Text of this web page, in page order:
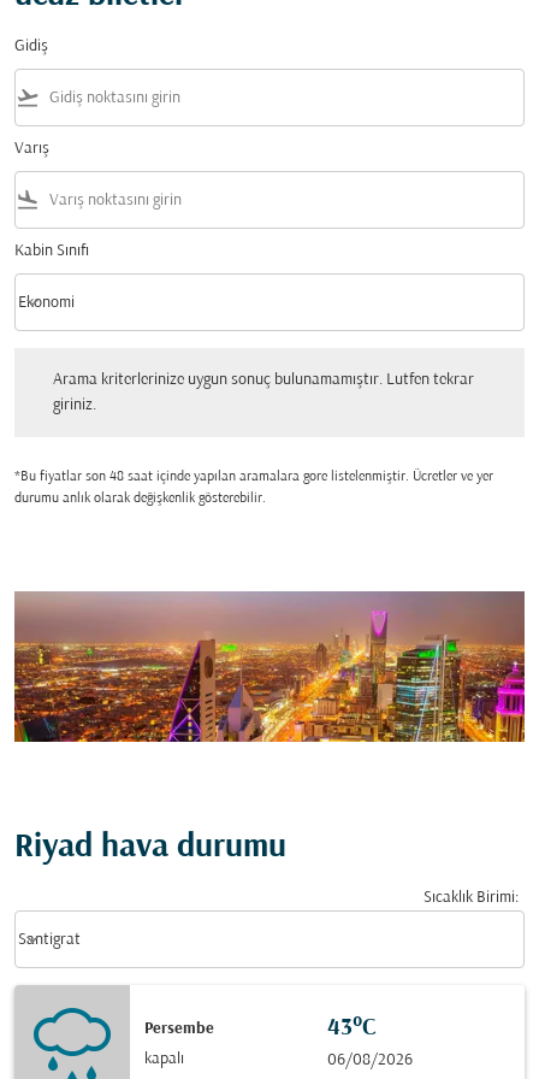
Gidiş
flight_takeoff
Varış
flight_land
Kabin Sınıfı
Kabin Sınıfı option Ekonomi Selected
Ekonomi
keyboard_arrow_down
Arama kriterlerinize uygun sonuç bulunamamıştır. Lutfen tekrar
giriniz.
*Bu fiyatlar son 48 saat içinde yapılan aramalara gore listelenmiştir. Ücretler ve yer
durumu anlık olarak değişkenlik gösterebilir.
Riyad hava durumu
Sıcaklık Birimi:
Santigrat
keyboard_arrow_down
Persembe
kapalı
43°C
06/08/2026